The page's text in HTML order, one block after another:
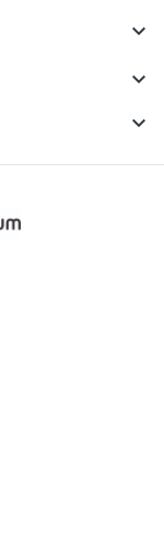


